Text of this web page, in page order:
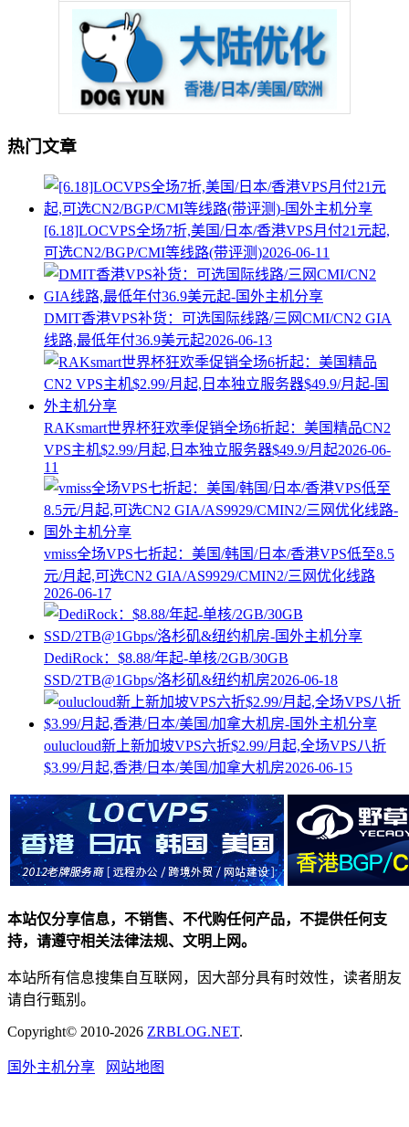
热门文章
[6.18]LOCVPS全场7折,美国/日本/香港VPS月付21元起,
可选CN2/BGP/CMI等线路(带评测)2026-06-11
DMIT香港VPS补货：可选国际线路/三网CMI/CN2 GIA
线路,最低年付36.9美元起2026-06-13
RAKsmart世界杯狂欢季促销全场6折起：美国精品CN2
VPS主机$2.99/月起,日本独立服务器$49.9/月起2026-06-
11
vmiss全场VPS七折起：美国/韩国/日本/香港VPS低至8.5
元/月起,可选CN2 GIA/AS9929/CMIN2/三网优化线路
2026-06-17
DediRock：$8.88/年起-单核/2GB/30GB
SSD/2TB@1Gbps/洛杉矶&纽约机房2026-06-18
oulucloud新上新加坡VPS六折$2.99/月起,全场VPS八折
$3.99/月起,香港/日本/美国/加拿大机房2026-06-15
本站仅分享信息，不销售、不代购任何产品，不提供任何支
持，请遵守相关法律法规、文明上网。
本站所有信息搜集自互联网，因大部分具有时效性，读者朋友
请自行甄别。
Copyright© 2010-2026 ZRBLOG.NET.
国外主机分享 网站地图